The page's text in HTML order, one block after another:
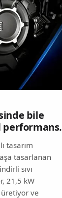
bile
​​tasarım
tasarlanan
sıvı
21,5 kW
ve